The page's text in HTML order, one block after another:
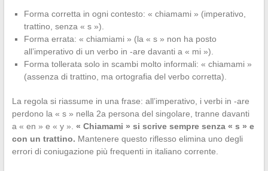
Forma corretta in ogni contesto: « chiamami » (imperativo,
trattino, senza « s »).
Forma errata: « chiamiami » (la « s » non ha posto
all’imperativo di un verbo in -are davanti a « mi »).
Forma tollerata solo in scambi molto informali: « chiamami »
(assenza di trattino, ma ortografia del verbo corretta).
La regola si riassume in una frase: all’imperativo, i verbi in -are
perdono la « s » nella 2a persona del singolare, tranne davanti
a « en » e « y ». « Chiamami » si scrive sempre senza « s » e
con un trattino. Mantenere questo riflesso elimina uno degli
errori di coniugazione più frequenti in italiano corrente.